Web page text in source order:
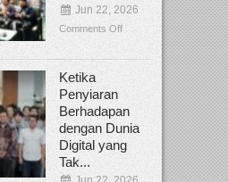
Jun 22, 2026
Comments Off
Ketika
Penyiaran
Berhadapan
dengan Dunia
Digital yang
Tak...